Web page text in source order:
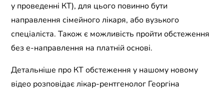
у проведенні КТ), для цього повинно бути
направлення сімейного лікаря, або вузького
спеціаліста. Також є можливість пройти обстеження
без е-направлення на платній основі.
Детальніше про КТ обстеження у нашому новому
відео розповідає лікар-рентгенолог Георгіна